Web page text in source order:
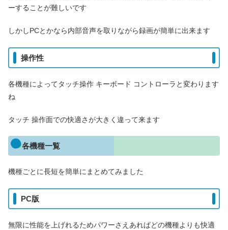
ーすることが難しいです
しかしPCとかなら内部音声を取りながら録画が簡単に出来ます
操作性
各機種によってタッチ操作 キーボード コントローラと変わります
ね
タッチ 操作面での快適さが大きく違って来ます
各機種一覧
機種ごとに長短を簡単にまとめてみました
PC版
無限に性能を上げれるためパワーさえあればどの機種よりも快適